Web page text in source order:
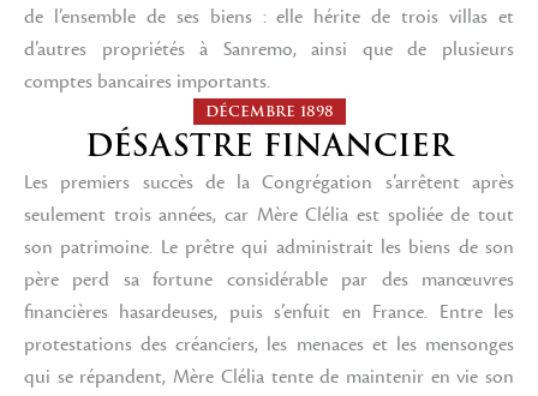
de l’ensemble de ses biens : elle hérite de trois villas et
d’autres propriétés à Sanremo, ainsi que de plusieurs
comptes bancaires importants.
DÉCEMBRE 1898
DÉSASTRE FINANCIER
Les premiers succès de la Congrégation s’arrêtent après
seulement trois années, car Mère Clélia est spoliée de tout
son patrimoine. Le prêtre qui administrait les biens de son
père perd sa fortune considérable par des manœuvres
financières hasardeuses, puis s’enfuit en France. Entre les
protestations des créanciers, les menaces et les mensonges
qui se répandent, Mère Clélia tente de maintenir en vie son